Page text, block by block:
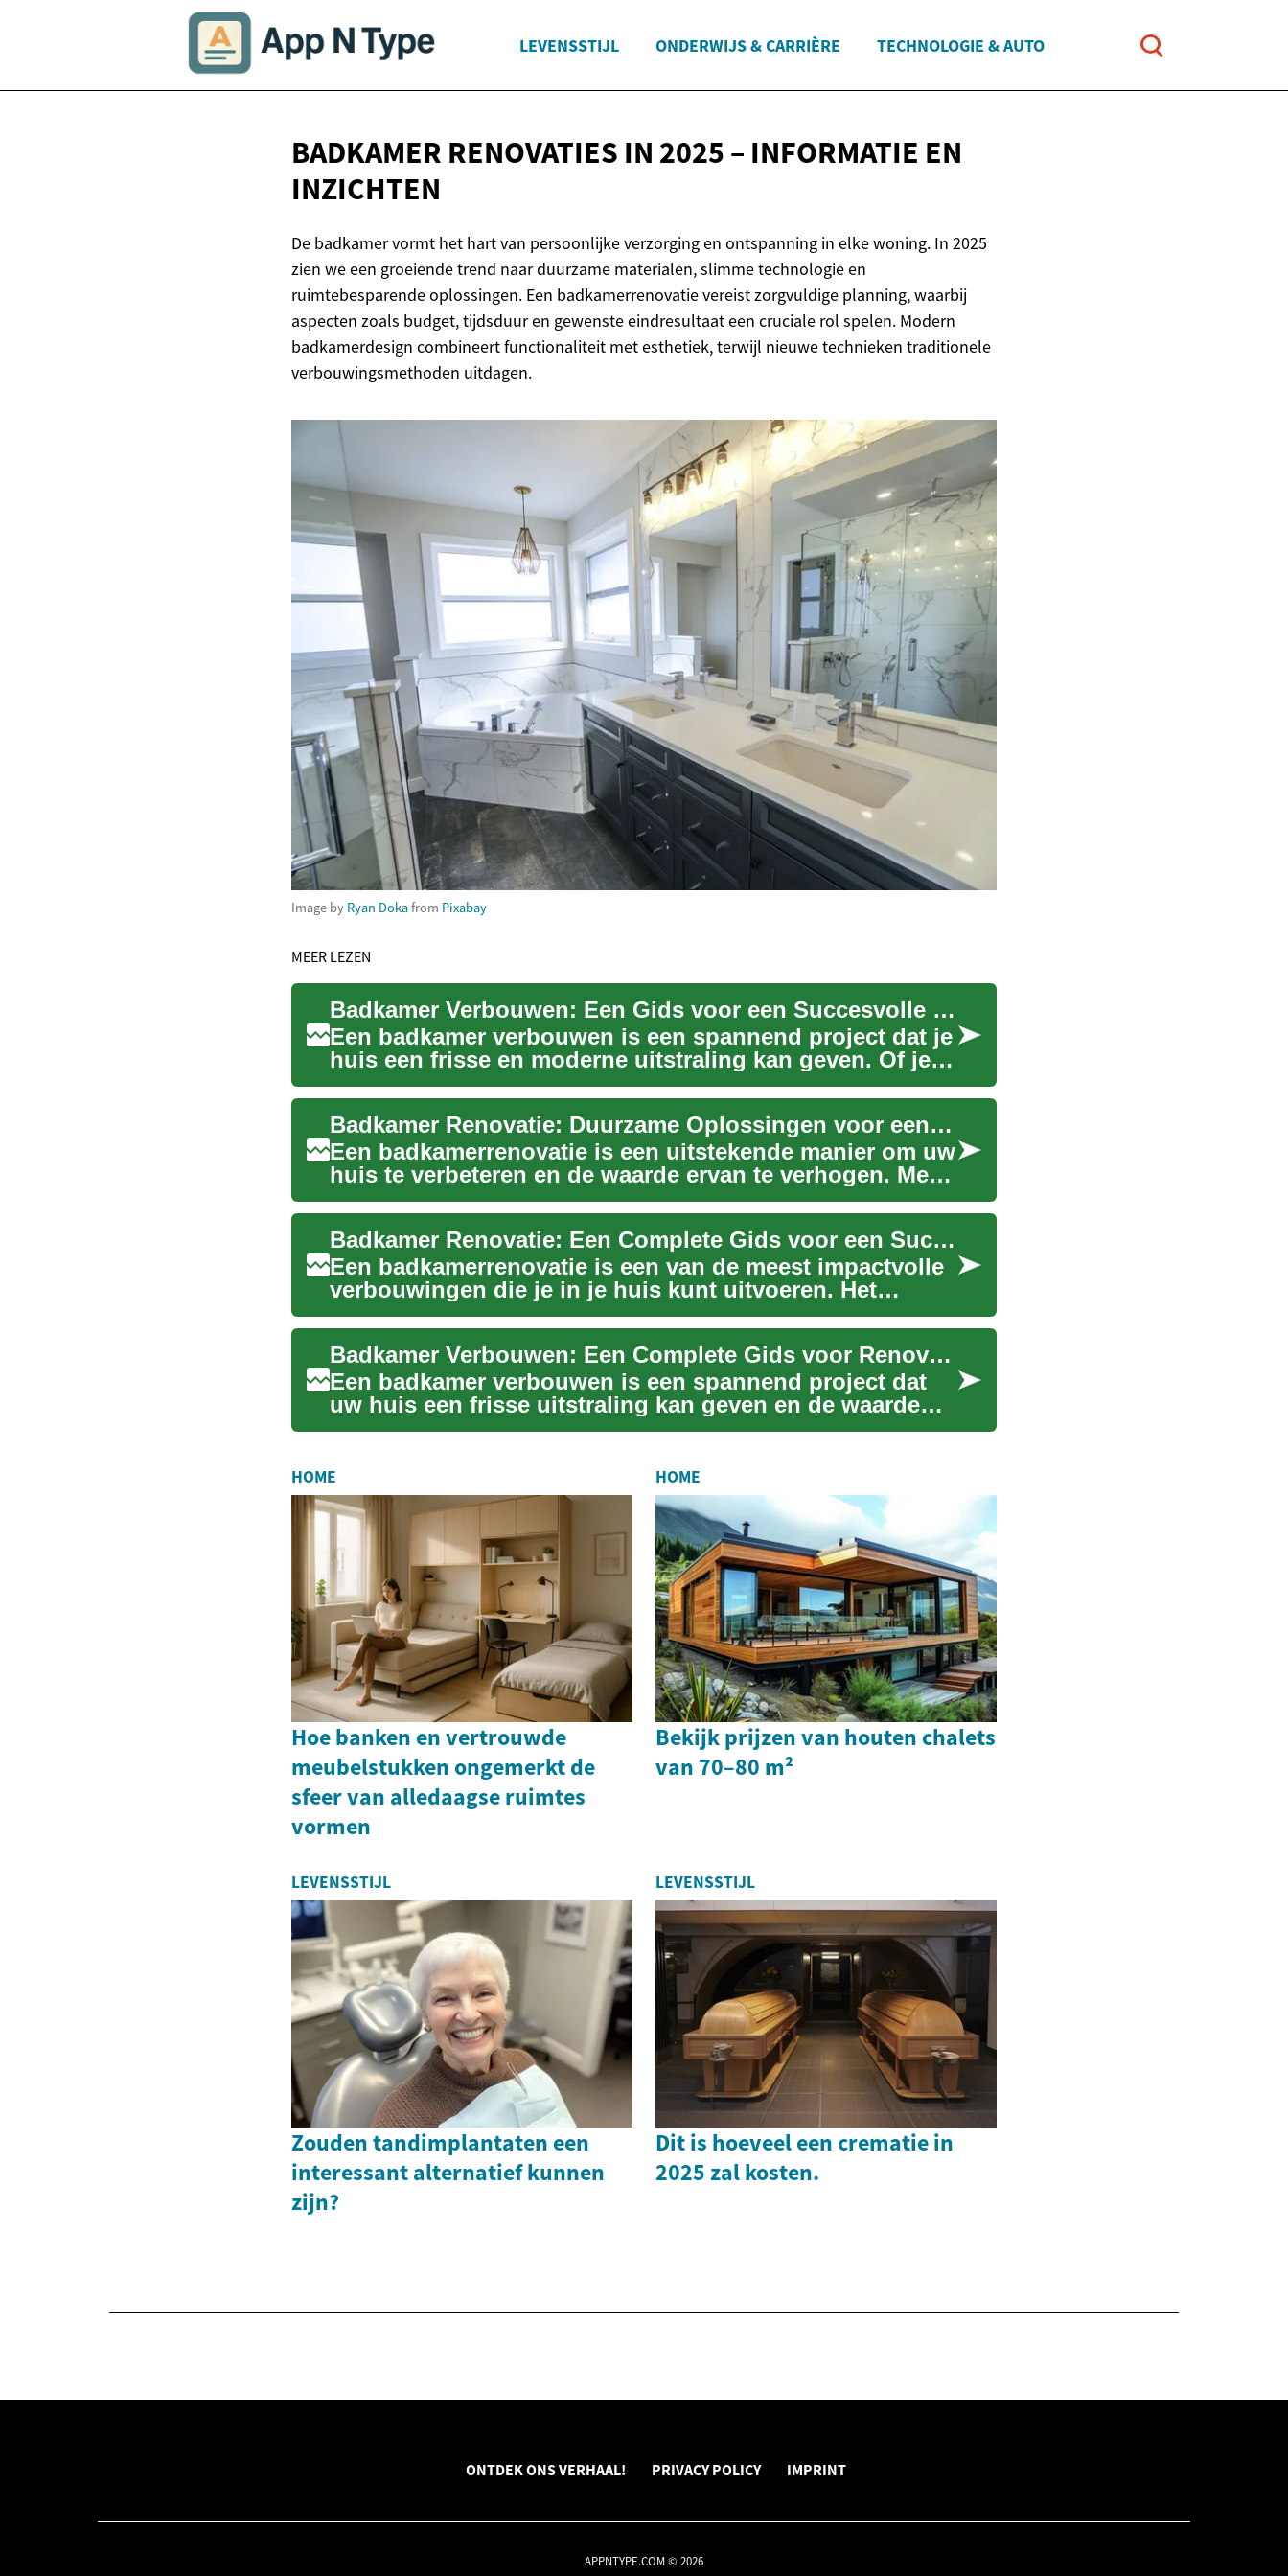
LEVENSSTIJL ONDERWIJS & CARRIÈRE TECHNOLOGIE & AUTO
BADKAMER RENOVATIES IN 2025 – INFORMATIE EN
INZICHTEN
De badkamer vormt het hart van persoonlijke verzorging en ontspanning in elke woning. In 2025
zien we een groeiende trend naar duurzame materialen, slimme technologie en
ruimtebesparende oplossingen. Een badkamerrenovatie vereist zorgvuldige planning, waarbij
aspecten zoals budget, tijdsduur en gewenste eindresultaat een cruciale rol spelen. Modern
badkamerdesign combineert functionaliteit met esthetiek, terwijl nieuwe technieken traditionele
verbouwingsmethoden uitdagen.
Image by Ryan Dokafrom Pixabay
MEER LEZEN
Badkamer Verbouwen: Een Gids voor een Succesvolle Renovatie
Een badkamer verbouwen is een spannend project dat je
huis een frisse en moderne uitstraling kan geven. Of je
nu op z...
Badkamer Renovatie: Duurzame Oplossingen voor een Moderne Ruimte
Een badkamerrenovatie is een uitstekende manier om uw
huis te verbeteren en de waarde ervan te verhogen. Met
de juist...
Badkamer Renovatie: Een Complete Gids voor een Succesvolle Verbouwing
Een badkamerrenovatie is een van de meest impactvolle
verbouwingen die je in je huis kunt uitvoeren. Het
transformere...
Badkamer Verbouwen: Een Complete Gids voor Renovatie
Een badkamer verbouwen is een spannend project dat
uw huis een frisse uitstraling kan geven en de waarde
ervan kan ve...
HOME
Hoe banken en vertrouwde
meubelstukken ongemerkt de
sfeer van alledaagse ruimtes
vormen
HOME
Bekijk prijzen van houten chalets
van 70–80 m²
LEVENSSTIJL
Zouden tandimplantaten een
interessant alternatief kunnen
zijn?
LEVENSSTIJL
Dit is hoeveel een crematie in
2025 zal kosten.
ONTDEK ONS VERHAAL! PRIVACY POLICY IMPRINT
APPNTYPE.COM © 2026